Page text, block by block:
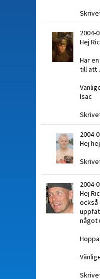
2004-
Hej
Har
till att
Isac
2004-
Hej
2004-
Hej
också
något